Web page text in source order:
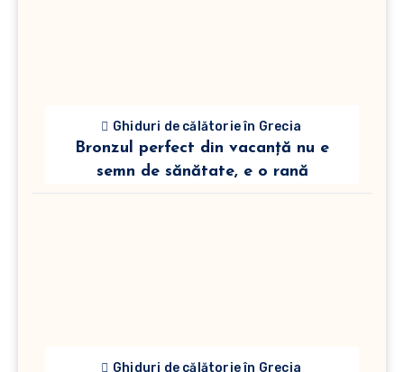
Ghiduri de călătorie în Grecia
Bronzul perfect din vacanță nu e
semn de sănătate, e o rană
Ghiduri de călătorie în Grecia